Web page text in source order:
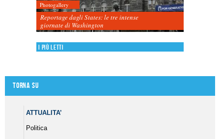
Photogallery
Reportage dagli States: le tre intense
giornate di Washington
I più letti
Torna su
ATTUALITA’
Politica